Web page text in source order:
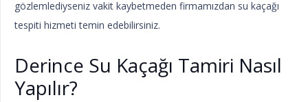
gözlemlediyseniz vakit kaybetmeden firmamızdan su kaçağı
tespiti hizmeti temin edebilirsiniz.
Derince Su Kaçağı Tamiri Nasıl
Yapılır?